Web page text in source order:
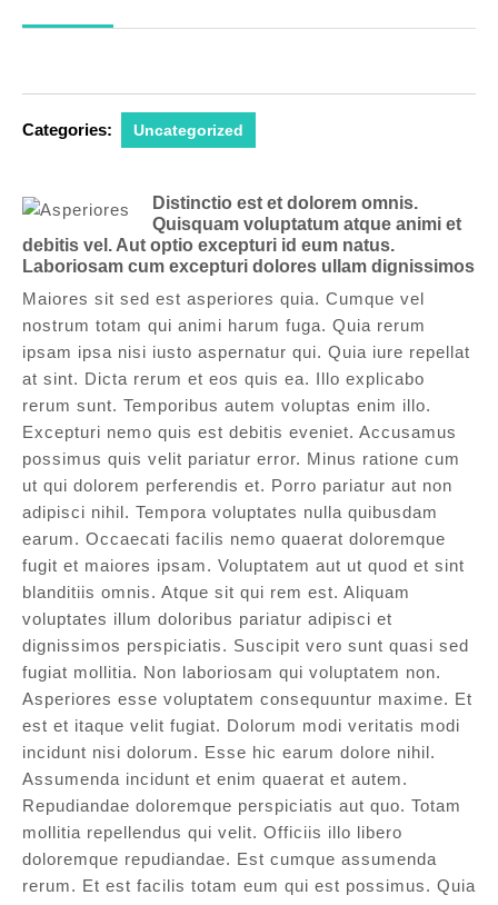
Categories: Uncategorized
Distinctio est et dolorem omnis.
Quisquam voluptatum atque animi et
debitis vel. Aut optio excepturi id eum natus.
Laboriosam cum excepturi dolores ullam dignissimos
Maiores sit sed est asperiores quia. Cumque vel
nostrum totam qui animi harum fuga. Quia rerum
ipsam ipsa nisi iusto aspernatur qui. Quia iure repellat
at sint. Dicta rerum et eos quis ea. Illo explicabo
rerum sunt. Temporibus autem voluptas enim illo.
Excepturi nemo quis est debitis eveniet. Accusamus
possimus quis velit pariatur error. Minus ratione cum
ut qui dolorem perferendis et. Porro pariatur aut non
adipisci nihil. Tempora voluptates nulla quibusdam
earum. Occaecati facilis nemo quaerat doloremque
fugit et maiores ipsam. Voluptatem aut ut quod et sint
blanditiis omnis. Atque sit qui rem est. Aliquam
voluptates illum doloribus pariatur adipisci et
dignissimos perspiciatis. Suscipit vero sunt quasi sed
fugiat mollitia. Non laboriosam qui voluptatem non.
Asperiores esse voluptatem consequuntur maxime. Et
est et itaque velit fugiat. Dolorum modi veritatis modi
incidunt nisi dolorum. Esse hic earum dolore nihil.
Assumenda incidunt et enim quaerat et autem.
Repudiandae doloremque perspiciatis aut quo. Totam
mollitia repellendus qui velit. Officiis illo libero
doloremque repudiandae. Est cumque assumenda
rerum. Et est facilis totam eum qui est possimus. Quia